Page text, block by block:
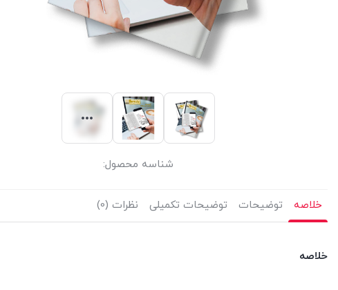
شناسه محصول:
خلاصه توضیحات توضیحات تکمیلی نظرات (0)
خلاصه